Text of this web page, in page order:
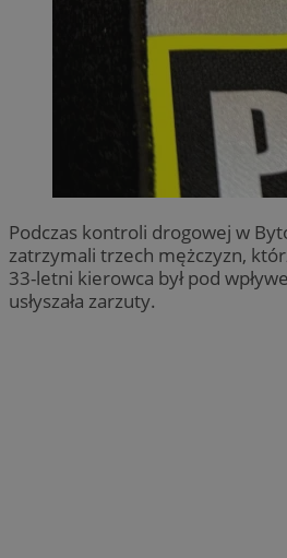
Podczas kontroli drogowej w
zatrzymali trzech mężczyzn,
33-letni kierowca był pod
usłyszała zarzuty.